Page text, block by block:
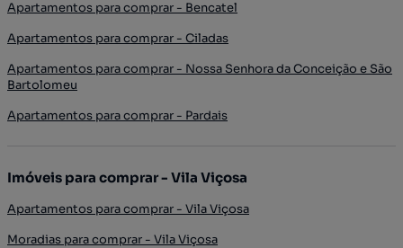
Apartamentos para comprar - Bencatel
Apartamentos para comprar - Ciladas
Apartamentos para comprar - Nossa Senhora da Conceição e São
Bartolomeu
Apartamentos para comprar - Pardais
Imóveis para comprar - Vila Viçosa
Apartamentos para comprar - Vila Viçosa
Moradias para comprar - Vila Viçosa